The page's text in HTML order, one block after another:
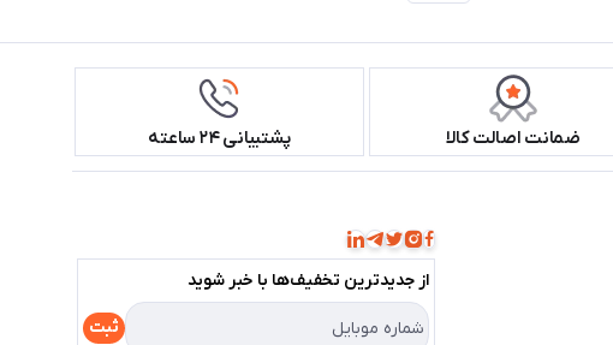
ضمانت اصالت کالا پشتیبانی ۲۴ ساعته
از جدید‌ترین تخفیف‌ها با‌ خبر شوید
ثبت